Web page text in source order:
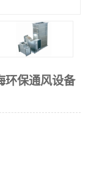
环保通风设备